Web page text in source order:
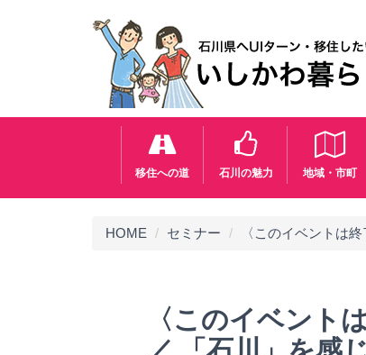
移住への道 石川の魅力 地域・市町
HOME セミナー 〈このイベントは
〈このイベント